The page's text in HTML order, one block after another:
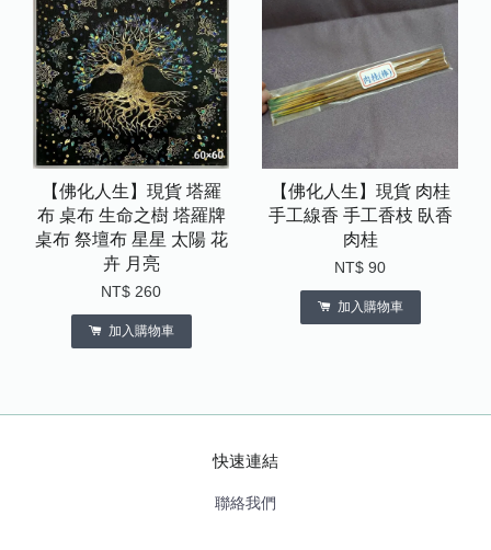
【佛化人生】現貨 塔羅
布 桌布 生命之樹 塔羅牌
桌布 祭壇布 星星 太陽 花
卉 月亮
NT$ 260
加入購物車
【佛化人生】現貨 肉桂
手工線香 手工香枝 臥香
肉桂
NT$ 90
加入購物車
快速連結
聯絡我們